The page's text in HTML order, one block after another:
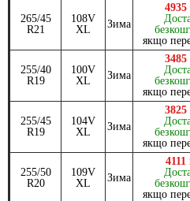
265/45
R21
108V
XL
Зима
4935
якщо
255/40
R19
100V
XL
Зима
3485
якщо
255/45
R19
104V
XL
Зима
3825
якщо
255/50
R20
109V
XL
Зима
4111
якщо